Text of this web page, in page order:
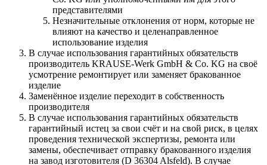
представителями
Незначительные отклонения от норм, которые не
влияют на качество и целенаправленное
использование изделия
В случае использования гарантийных обязательств
производитель KRAUSE-Werk GmbH & Со. KG на своё
усмотрение ремонтирует или заменяет бракованное
изделие
Заменённое изделие переходит в собственность
производителя
В случае использования гарантийных обязательств
гарантийный истец за свои счёт и на свой риск, в целях
проведения технической экспертизы, ремонта или
замены, обеспечивает отправку бракованного изделия
на завод изготовителя (D 36304 Alsfeld). В случае